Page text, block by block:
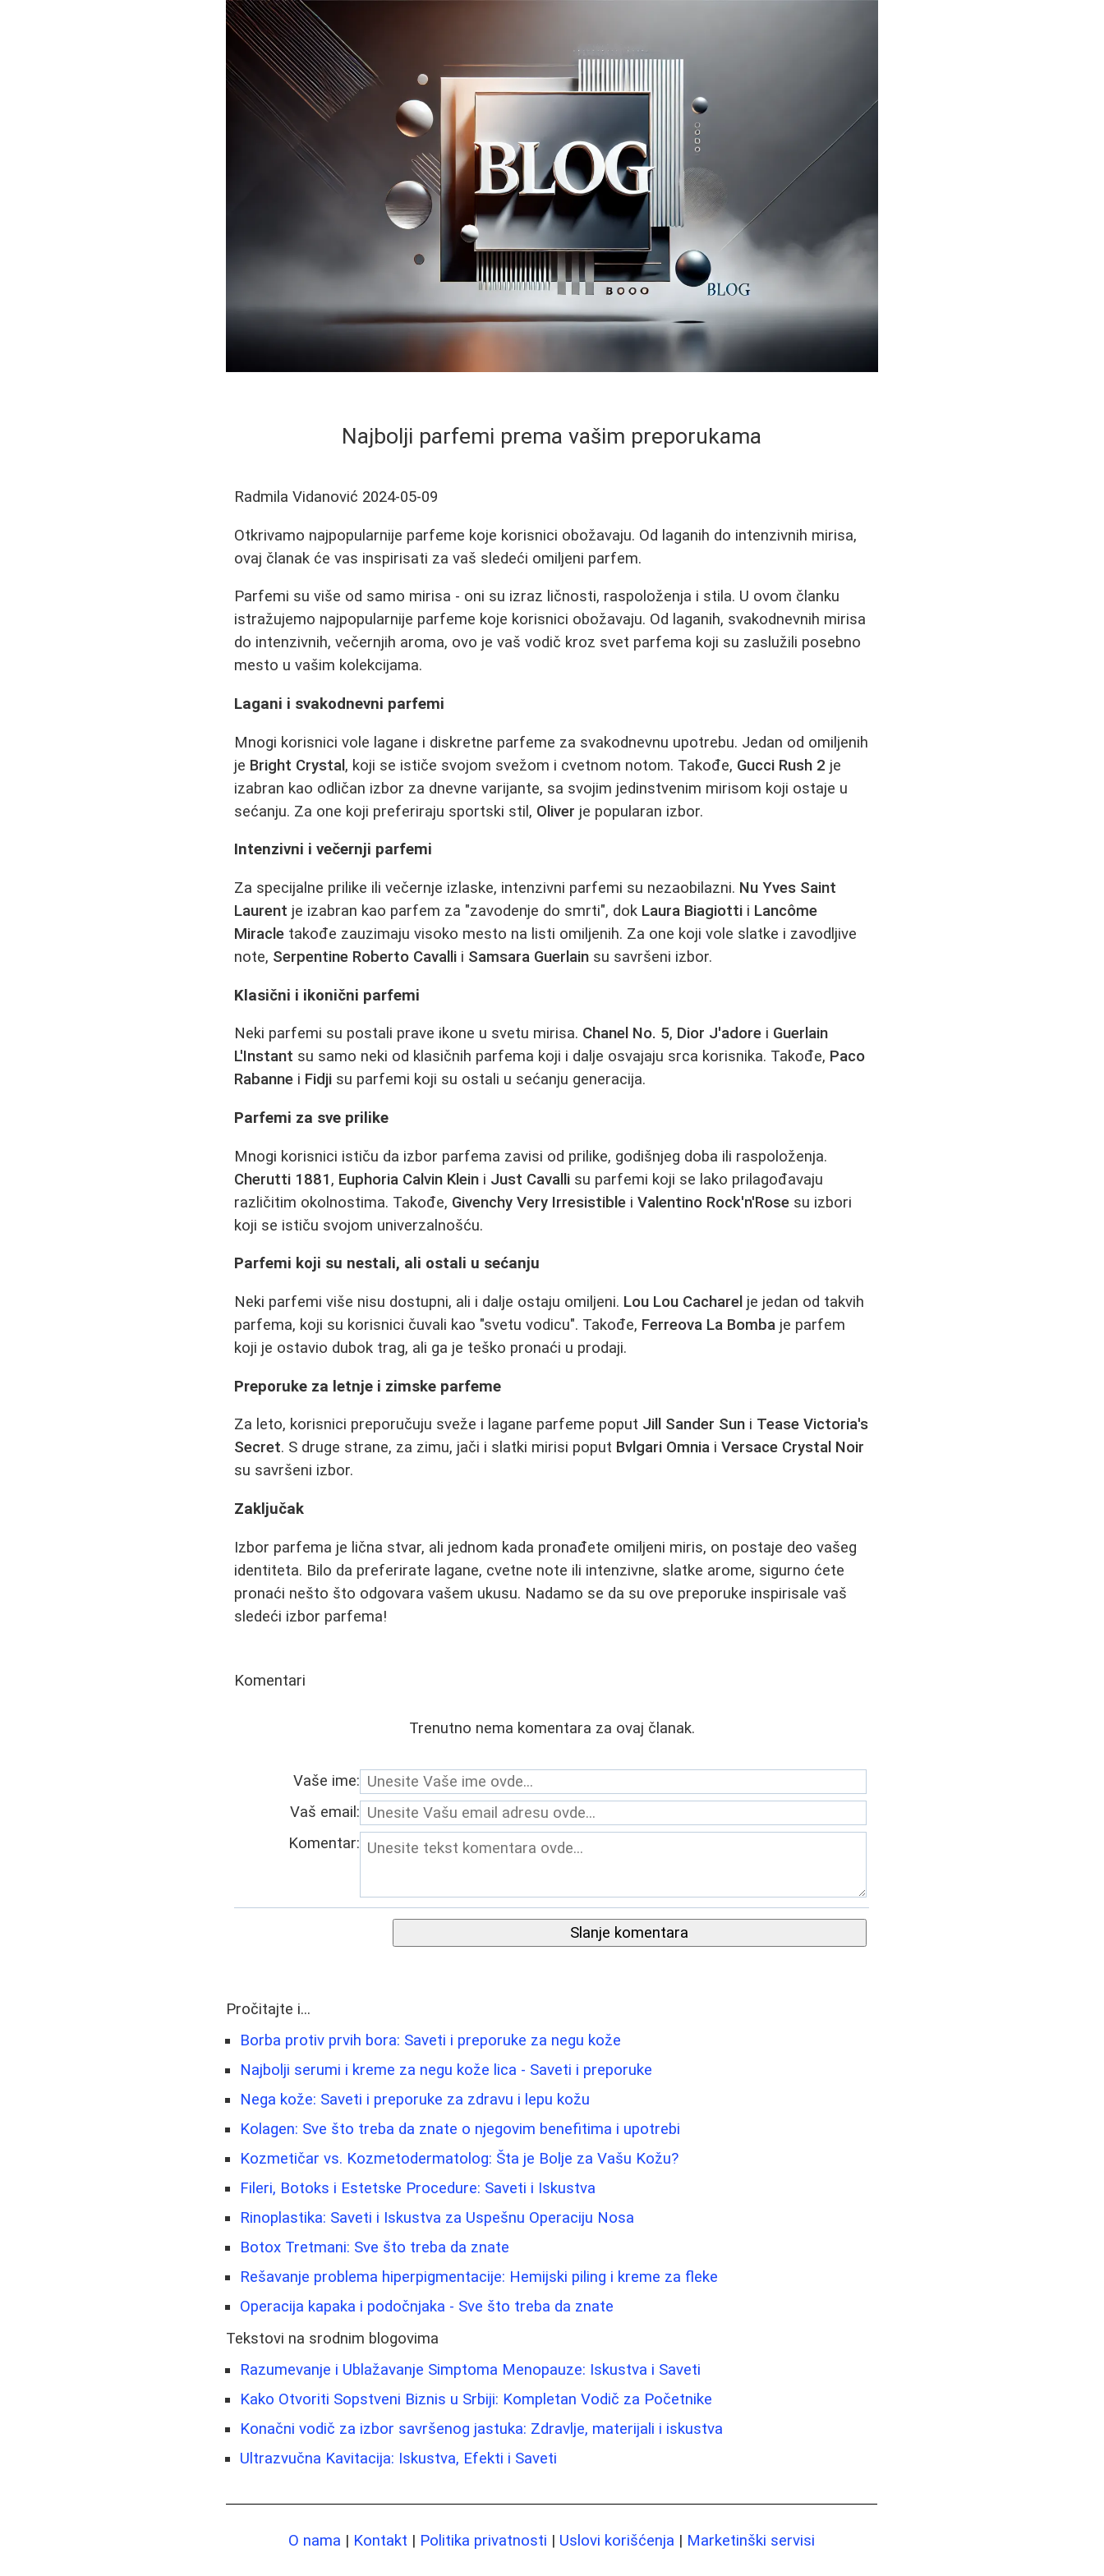
Najbolji parfemi prema vašim preporukama
Radmila Vidanović 2024-05-09
Otkrivamo najpopularnije parfeme koje korisnici obožavaju. Od laganih do intenzivnih mirisa,
ovaj članak će vas inspirisati za vaš sledeći omiljeni parfem.
Parfemi su više od samo mirisa - oni su izraz ličnosti, raspoloženja i stila. U ovom članku
istražujemo najpopularnije parfeme koje korisnici obožavaju. Od laganih, svakodnevnih mirisa
do intenzivnih, večernjih aroma, ovo je vaš vodič kroz svet parfema koji su zaslužili posebno
mesto u vašim kolekcijama.
Lagani i svakodnevni parfemi
Mnogi korisnici vole lagane i diskretne parfeme za svakodnevnu upotrebu. Jedan od omiljenih
je Bright Crystal, koji se ističe svojom svežom i cvetnom notom. Takođe, Gucci Rush 2 je
izabran kao odličan izbor za dnevne varijante, sa svojim jedinstvenim mirisom koji ostaje u
sećanju. Za one koji preferiraju sportski stil, Oliver je popularan izbor.
Intenzivni i večernji parfemi
Za specijalne prilike ili večernje izlaske, intenzivni parfemi su nezaobilazni. Nu Yves Saint
Laurent je izabran kao parfem za "zavodenje do smrti", dok Laura Biagiotti i Lancôme
Miracle takođe zauzimaju visoko mesto na listi omiljenih. Za one koji vole slatke i zavodljive
note, Serpentine Roberto Cavalli i Samsara Guerlain su savršeni izbor.
Klasični i ikonični parfemi
Neki parfemi su postali prave ikone u svetu mirisa. Chanel No. 5, Dior J'adore i Guerlain
L'Instant su samo neki od klasičnih parfema koji i dalje osvajaju srca korisnika. Takođe, Paco
Rabanne i Fidji su parfemi koji su ostali u sećanju generacija.
Parfemi za sve prilike
Mnogi korisnici ističu da izbor parfema zavisi od prilike, godišnjeg doba ili raspoloženja.
Cherutti 1881, Euphoria Calvin Klein i Just Cavalli su parfemi koji se lako prilagođavaju
različitim okolnostima. Takođe, Givenchy Very Irresistible iValentino Rock'n'Rose su izbori
koji se ističu svojom univerzalnošću.
Parfemi koji su nestali, ali ostali u sećanju
Neki parfemi više nisu dostupni, ali i dalje ostaju omiljeni. Lou Lou Cacharel je jedan od takvih
parfema, koji su korisnici čuvali kao "svetu vodicu". Takođe, Ferreova La Bomba je parfem
koji je ostavio dubok trag, ali ga je teško pronaći u prodaji.
Preporuke za letnje i zimske parfeme
Za leto, korisnici preporučuju sveže i lagane parfeme poput Jill Sander Sun i Tease Victoria's
Secret. S druge strane, za zimu, jači i slatki mirisi poput Bvlgari Omnia iVersace Crystal Noir
su savršeni izbor.
Zaključak
Izbor parfema je lična stvar, ali jednom kada pronađete omiljeni miris, on postaje deo vašeg
identiteta. Bilo da preferirate lagane, cvetne note ili intenzivne, slatke arome, sigurno ćete
pronaći nešto što odgovara vašem ukusu. Nadamo se da su ove preporuke inspirisale vaš
sledeći izbor parfema!
Komentari
Trenutno nema komentara za ovaj članak.
Vaše ime:
Vaš email:
Komentar:
Slanje komentara
Pročitajte i...
Borba protiv prvih bora: Saveti i preporuke za negu kože
Najbolji serumi i kreme za negu kože lica - Saveti i preporuke
Nega kože: Saveti i preporuke za zdravu i lepu kožu
Kolagen: Sve što treba da znate o njegovim benefitima i upotrebi
Kozmetičar vs. Kozmetodermatolog: Šta je Bolje za Vašu Kožu?
Fileri, Botoks i Estetske Procedure: Saveti i Iskustva
Rinoplastika: Saveti i Iskustva za Uspešnu Operaciju Nosa
Botox Tretmani: Sve što treba da znate
Rešavanje problema hiperpigmentacije: Hemijski piling i kreme za fleke
Operacija kapaka i podočnjaka - Sve što treba da znate
Tekstovi na srodnim blogovima
Razumevanje i Ublažavanje Simptoma Menopauze: Iskustva i Saveti
Kako Otvoriti Sopstveni Biznis u Srbiji: Kompletan Vodič za Početnike
Konačni vodič za izbor savršenog jastuka: Zdravlje, materijali i iskustva
Ultrazvučna Kavitacija: Iskustva, Efekti i Saveti
O nama | Kontakt | Politika privatnosti | Uslovi korišćenja | Marketinški servisi